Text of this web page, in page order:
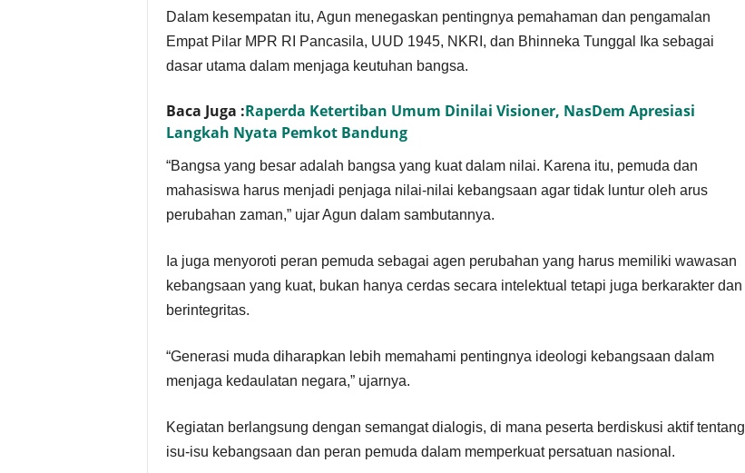
Dalam kesempatan itu, Agun menegaskan pentingnya pemahaman dan pengamalan
Empat Pilar MPR RI Pancasila, UUD 1945, NKRI, dan Bhinneka Tunggal Ika sebagai
dasar utama dalam menjaga keutuhan bangsa.
Baca Juga :Raperda Ketertiban Umum Dinilai Visioner, NasDem Apresiasi
Langkah Nyata Pemkot Bandung
“Bangsa yang besar adalah bangsa yang kuat dalam nilai. Karena itu, pemuda dan
mahasiswa harus menjadi penjaga nilai-nilai kebangsaan agar tidak luntur oleh arus
perubahan zaman,” ujar Agun dalam sambutannya.
Ia juga menyoroti peran pemuda sebagai agen perubahan yang harus memiliki wawasan
kebangsaan yang kuat, bukan hanya cerdas secara intelektual tetapi juga berkarakter dan
berintegritas.
“Generasi muda diharapkan lebih memahami pentingnya ideologi kebangsaan dalam
menjaga kedaulatan negara,” ujarnya.
Kegiatan berlangsung dengan semangat dialogis, di mana peserta berdiskusi aktif tentang
isu-isu kebangsaan dan peran pemuda dalam memperkuat persatuan nasional.